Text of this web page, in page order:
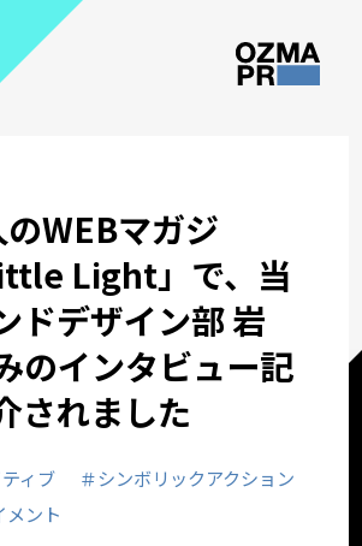
ズ
マ
ピ
ー
WEBマガジ
Light」で、当
ドデザイン部 岩
のインタビュー記
されました
ィブ
＃シンボリックアクション
メント